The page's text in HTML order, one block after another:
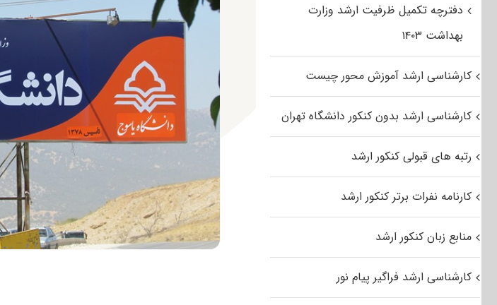
دفترچه تکمیل ظرفیت ارشد وزارت
بهداشت ۱۴۰۳
کارشناسی ارشد آموزش محور چیست
کارشناسی ارشد بدون کنکور دانشگاه تهران
رتبه های قبولی کنکور ارشد
کارنامه نفرات برتر کنکور ارشد
منابع زبان کنکور ارشد
کارشناسی ارشد فراگیر پیام نور